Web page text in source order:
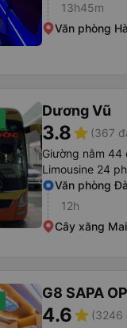
13h45m
Văn phòng
Dương Vũ
3.8star (367
Giường nằm 44
Limousine 24
Văn phòng
12h
Cây xăng
G8 SAPA
4.6star (3246